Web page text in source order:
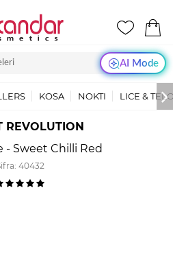
AI Mode
KOSA NOKTI LICE &
REVOLUTION
- Sweet Chilli Red
40432